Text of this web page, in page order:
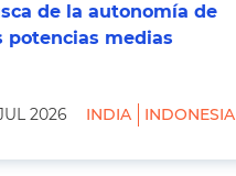
de la autonomía de
potencias medias
2026 INDIA INDONESIA